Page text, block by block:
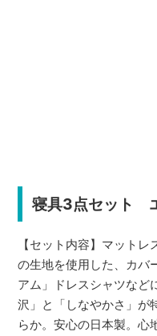
寝具3点セット
【セット内容】マット
の生地を使用した、カバ
アム」ドレスシャツなど
沢」と「しなやかさ」が
らか。安心の日本製。心